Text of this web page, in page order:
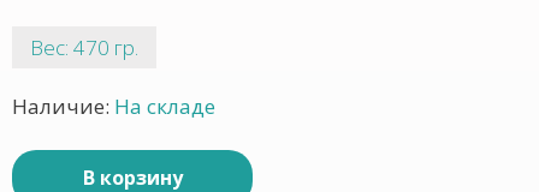
Вес: 470 гр.
Наличие: На складе
В корзину